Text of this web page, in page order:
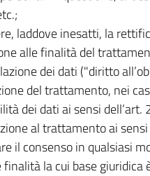
laddove inesatti, la
alle finalità del
dei dati ("diritto
del trattamento, nei
dei dati ai sensi dell’art.
al trattamento ai sensi
il consenso in qualsiasi
la cui base giuridica